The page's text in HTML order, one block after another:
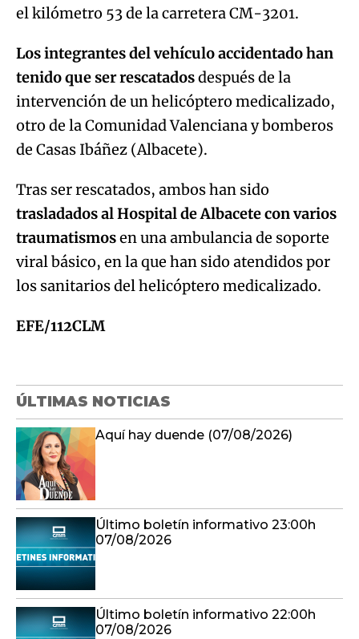
el kilómetro 53 de la carretera CM-3201.
Los integrantes del vehículo accidentado han
tenido que ser rescatadosdespués de la
intervención de un helicóptero medicalizado,
otro de la Comunidad Valenciana y bomberos
de Casas Ibáñez (Albacete).
Tras ser rescatados, ambos han sido
trasladados al Hospital de Albacete con varios
traumatismosen una ambulancia de soporte
viral básico, en la que han sido atendidos por
los sanitarios del helicóptero medicalizado.
EFE/112CLM
ÚLTIMAS NOTICIAS
Aquí hay duende (07/08/2026)
Último boletín informativo 23:00h
07/08/2026
Último boletín informativo 22:00h
07/08/2026